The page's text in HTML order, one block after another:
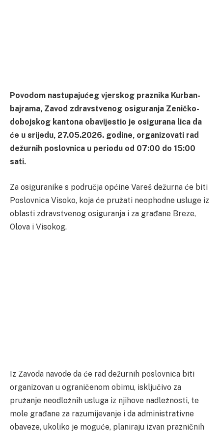
Povodom nastupajućeg vjerskog praznika Kurban-
bajrama, Zavod zdravstvenog osiguranja Zeničko-
dobojskog kantona obavijestio je osigurana lica da
će u srijedu, 27.05.2026. godine, organizovati rad
dežurnih poslovnica u periodu od 07:00 do 15:00
sati.
Za osiguranike s područja općine Vareš dežurna će biti
Poslovnica Visoko, koja će pružati neophodne usluge iz
oblasti zdravstvenog osiguranja i za građane Breze,
Olova i Visokog.
Iz Zavoda navode da će rad dežurnih poslovnica biti
organizovan u ograničenom obimu, isključivo za
pružanje neodložnih usluga iz njihove nadležnosti, te
mole građane za razumijevanje i da administrativne
obaveze, ukoliko je moguće, planiraju izvan prazničnih